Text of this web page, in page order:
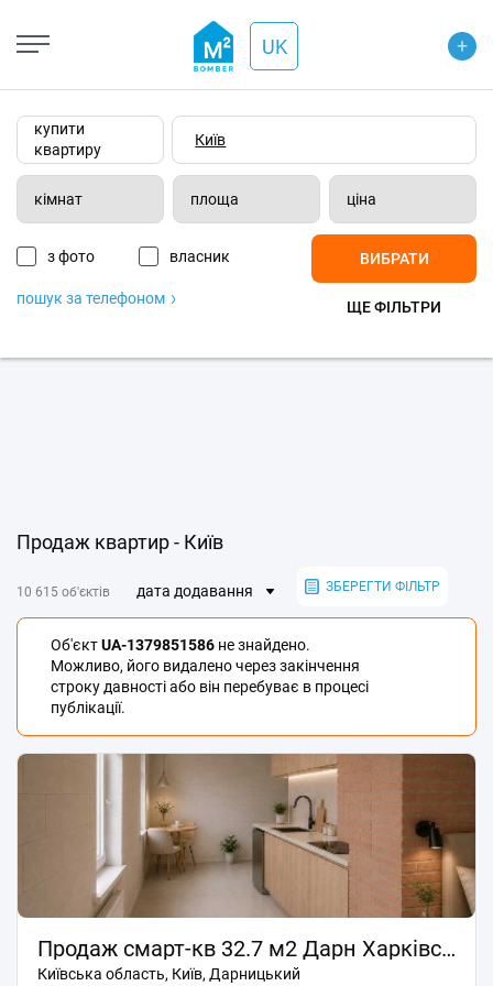
UK +
купити
квартиру
кімнат площа ціна
з фото власник
пошук за телефоном ЩЕ ФІЛЬТРИ
ВИБРАТИ
Продаж квартир - Київ
10 615 об'єктів дата додавання ЗБЕРЕГТИ ФІЛЬТР
Об'єктUA-1379851586 не знайдено.
Можливо, його видалено через закінчення
строку давності або він перебуває в процесі
публікації.
Продаж смарт-кв 32.7 м2 Дарн Харківська ЖК Лебединий Guest Housе з ремонтом Є оселя
Київська область, Київ, Дарницький
Open Street
Wiki-карта
Супутник
Транспорт
+
−